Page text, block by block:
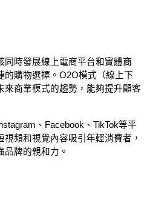
同時發展線上電商平台和實體商
的購物選擇。O2O模式（線上下
來商業模式的趨勢，能夠提升顧客
、Facebook、TikTok等平
頻和視覺內容吸引年輕消費者，
品牌的親和力。